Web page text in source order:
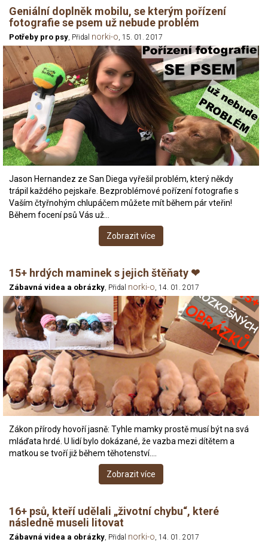
Geniální doplněk mobilu, se kterým pořízení
fotografie se psem už nebude problém
Potřeby pro psy, Přidal norki-o, 15. 01. 2017
Jason Hernandez ze San Diega vyřešil problém, který někdy
trápil každého pejskaře. Bezproblémové pořízení fotografie s
Vaším čtyřnohým chlupáčem můžete mít během pár vteřin!
Během focení psů Vás už…
Zobrazit více
15+ hrdých maminek s jejich štěňaty ❤
Zábavná videa a obrázky, Přidal norki-o, 14. 01. 2017
Zákon přírody hovoří jasně: Tyhle mamky prostě musí být na svá
mláďata hrdé. U lidí bylo dokázané, že vazba mezi dítětem a
matkou se tvoří již během těhotenství.…
Zobrazit více
16+ psů, kteří udělali „životní chybu“, které
následně museli litovat
Zábavná videa a obrázky, Přidal norki-o, 14. 01. 2017